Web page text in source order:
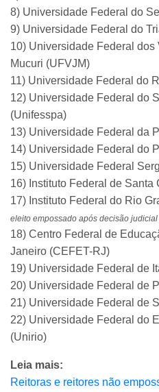
8) Universidade Federal do
9) Universidade Federal do
10) Universidade Federal
Mucuri (UFVJM)
11) Universidade Federal do
12) Universidade Federal do
(Unifesspa)
13) Universidade Federal da
14) Universidade Federal do
15) Universidade Federal
16) Instituto Federal de Santa
17) Instituto Federal do Rio
eleito empossado após decisão judicial
18) Centro Federal de
Janeiro (CEFET-RJ)
19) Universidade Federal de
20) Universidade Federal de
21) Universidade Federal de
22) Universidade Federal do
(Unirio)
Leia mais:
Reitoras e reitores não